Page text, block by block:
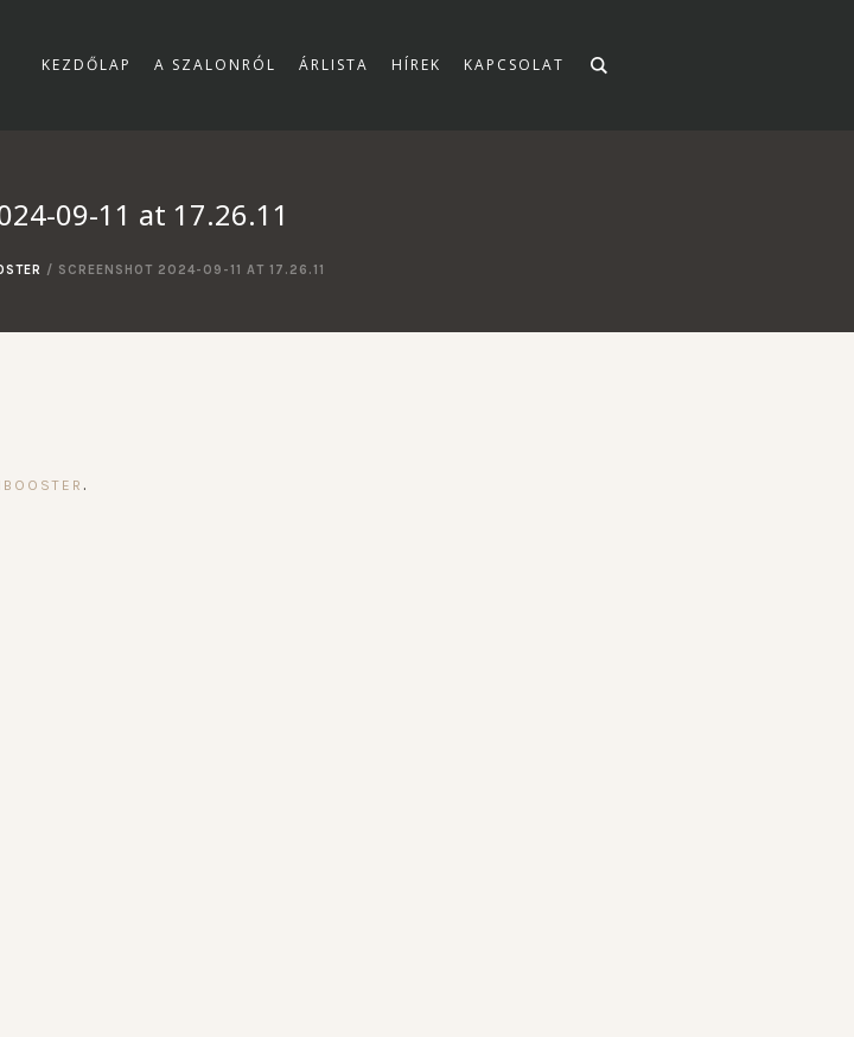
KEZDŐLAP A SZALONRÓL ÁRLISTA HÍREK KAPCSOLAT
09-11 at 17.26.11
/ SCREENSHOT 2024-09-11 AT 17.26.11
.